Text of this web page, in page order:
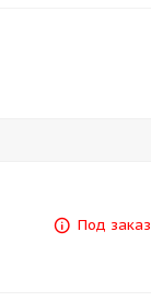
Под заказ